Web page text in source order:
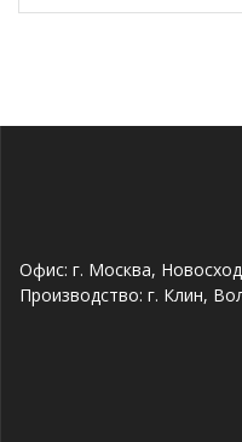
Офис: г. Москва,
Производство: г. Клин,